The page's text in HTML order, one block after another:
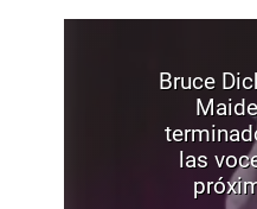
Bruce
las